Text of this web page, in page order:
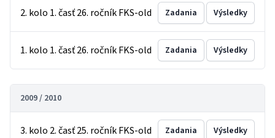
2. kolo 1. časť 26. ročník FKS-old Zadania Výsledky
1. kolo 1. časť 26. ročník FKS-old Zadania Výsledky
2009 / 2010
3. kolo 2. časť 25. ročník FKS-old Zadania Výsledky